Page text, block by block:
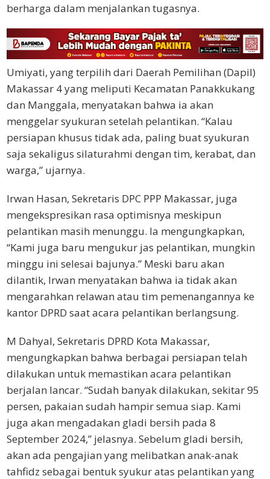
berharga dalam menjalankan tugasnya.
Umiyati, yang terpilih dari Daerah Pemilihan (Dapil)
Makassar 4 yang meliputi Kecamatan Panakkukang
dan Manggala, menyatakan bahwa ia akan
menggelar syukuran setelah pelantikan. “Kalau
persiapan khusus tidak ada, paling buat syukuran
saja sekaligus silaturahmi dengan tim, kerabat, dan
warga,” ujarnya.
Irwan Hasan, Sekretaris DPC PPP Makassar, juga
mengekspresikan rasa optimisnya meskipun
pelantikan masih menunggu. Ia mengungkapkan,
“Kami juga baru mengukur jas pelantikan, mungkin
minggu ini selesai bajunya.” Meski baru akan
dilantik, Irwan menyatakan bahwa ia tidak akan
mengarahkan relawan atau tim pemenangannya ke
kantor DPRD saat acara pelantikan berlangsung.
M Dahyal, Sekretaris DPRD Kota Makassar,
mengungkapkan bahwa berbagai persiapan telah
dilakukan untuk memastikan acara pelantikan
berjalan lancar. “Sudah banyak dilakukan, sekitar 95
persen, pakaian sudah hampir semua siap. Kami
juga akan mengadakan gladi bersih pada 8
September 2024,” jelasnya. Sebelum gladi bersih,
akan ada pengajian yang melibatkan anak-anak
tahfidz sebagai bentuk syukur atas pelantikan yang